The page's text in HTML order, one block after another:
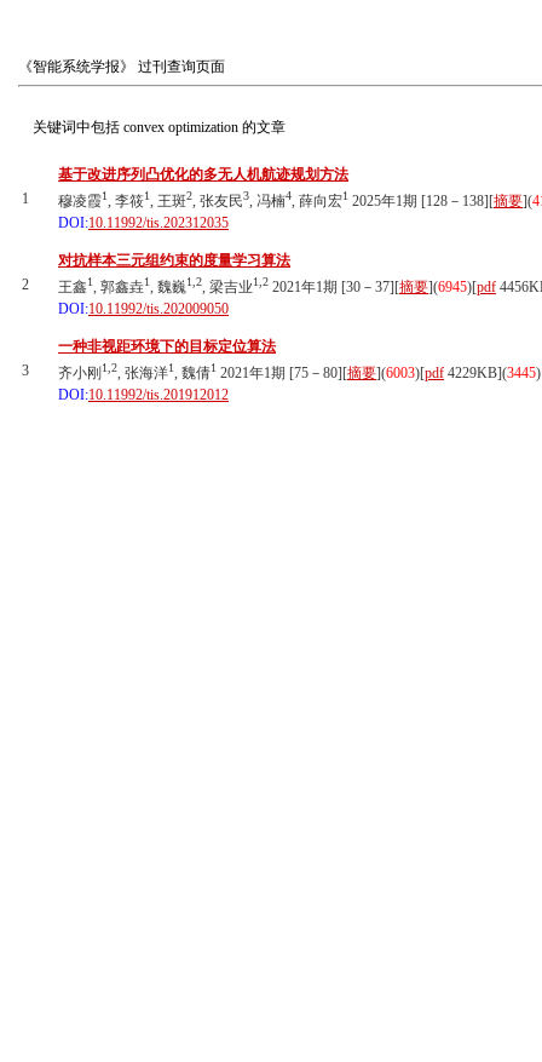
《智能系统学报》 过刊查询页面
关键词中包括 convex optimization 的文章
1
基于改进序列凸优化的多无人机航迹规划方法
穆凌霞1, 李筱1, 王斑2, 张友民3, 冯楠4, 薛向宏1 2025年1期 [128－138][摘要](
DOI:10.11992/tis.202312035
2
对抗样本三元组约束的度量学习算法
王鑫1, 郭鑫垚1, 魏巍1,2, 梁吉业1,2 2021年1期 [30－37][摘要](6945)[pdf
DOI:10.11992/tis.202009050
3
一种非视距环境下的目标定位算法
齐小刚 1,2, 张海洋1, 魏倩1 2021年1期 [75－80][摘要](6003)[pdf 4229KB](3445)
DOI:10.11992/tis.201912012